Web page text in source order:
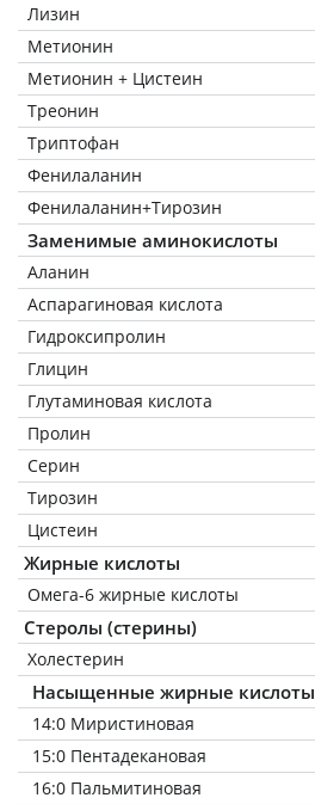
Лизин
Метионин
Метионин + Цистеин
Треонин
Триптофан
Фенилаланин
Фенилаланин+Тирозин
Заменимые аминокислоты
Аланин
Аспарагиновая кислота
Гидроксипролин
Глицин
Глутаминовая кислота
Пролин
Серин
Тирозин
Цистеин
Жирные кислоты
Омега-6 жирные кислоты
Стеролы (стерины)
Холестерин
Насыщенные жирные кислоты
14:0 Миристиновая
15:0 Пентадекановая
16:0 Пальмитиновая